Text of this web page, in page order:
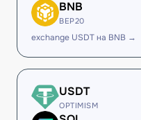
BNB
BEP20
exchange USDT на BNB →
USDT
OPTIMISM